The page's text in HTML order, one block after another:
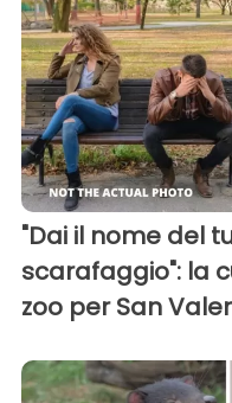
"Dai il nome del
scarafaggio": la
zoo per San